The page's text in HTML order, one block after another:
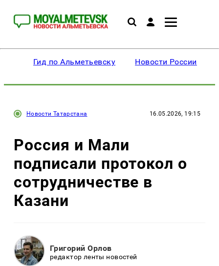
Гид по Альметьевску Новости России
Новости Татарстана 16.05.2026, 19:15
Россия и Мали
подписали протокол о
сотрудничестве в
Казани
Григорий Орлов
редактор ленты новостей